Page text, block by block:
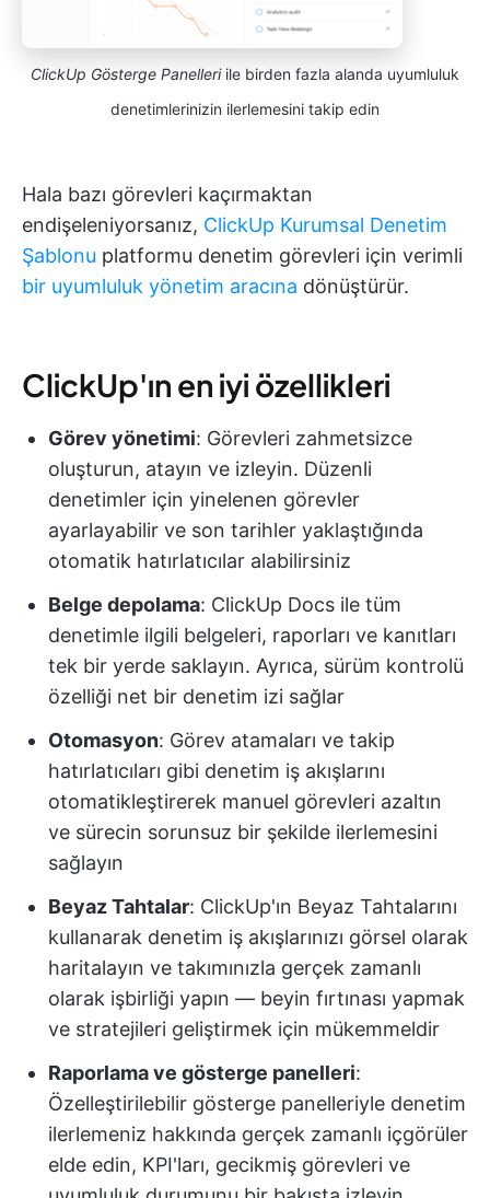
ClickUp Gösterge Panelleriile birden fazla alanda uyumluluk
denetimlerinizin ilerlemesini takip edin
Hala bazı görevleri kaçırmaktan
endişeleniyorsanız, ClickUp Kurumsal Denetim
Şablonu platformu denetim görevleri için verimli
bir uyumluluk yönetim aracına dönüştürür.
ClickUp'ın en iyi özellikleri
Görev yönetimi: Görevleri zahmetsizce
oluşturun, atayın ve izleyin. Düzenli
denetimler için yinelenen görevler
ayarlayabilir ve son tarihler yaklaştığında
otomatik hatırlatıcılar alabilirsiniz
Belge depolama: ClickUp Docs ile tüm
denetimle ilgili belgeleri, raporları ve kanıtları
tek bir yerde saklayın. Ayrıca, sürüm kontrolü
özelliği net bir denetim izi sağlar
Otomasyon: Görev atamaları ve takip
hatırlatıcıları gibi denetim iş akışlarını
otomatikleştirerek manuel görevleri azaltın
ve sürecin sorunsuz bir şekilde ilerlemesini
sağlayın
Beyaz Tahtalar: ClickUp'ın Beyaz Tahtalarını
kullanarak denetim iş akışlarınızı görsel olarak
haritalayın ve takımınızla gerçek zamanlı
olarak işbirliği yapın — beyin fırtınası yapmak
ve stratejileri geliştirmek için mükemmeldir
Raporlama ve gösterge panelleri:
Özelleştirilebilir gösterge panelleriyle denetim
ilerlemeniz hakkında gerçek zamanlı içgörüler
elde edin, KPI'ları, gecikmiş görevleri ve